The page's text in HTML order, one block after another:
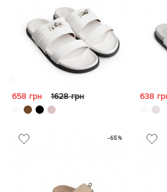
658 грн 1628 грн 638
-65%